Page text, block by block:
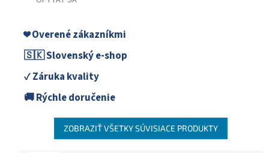
❤️ Overené zákazníkmi
🇸🇰 Slovenský e-shop
✓ Záruka kvality
🚚 Rýchle doručenie
ZOBRAZIŤ VŠETKY SÚVISIACE PRODUKTY